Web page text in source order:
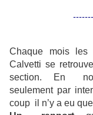
Chaque mois les
Calvetti se
section. En
seulement par
coup il n’y a eu